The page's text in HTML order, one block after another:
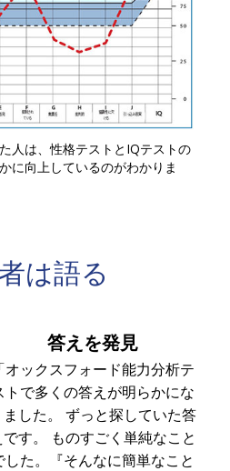
人は、性格テストとIQテストの
に向上しているのがわかりま
は語る
答えを発見
「オックスフォード能力分析テ
トで多くの答えが明らかにな
ました。 ずっと探していた答
です。 ものすごく単純なこと
した。『そんなに簡単なこと